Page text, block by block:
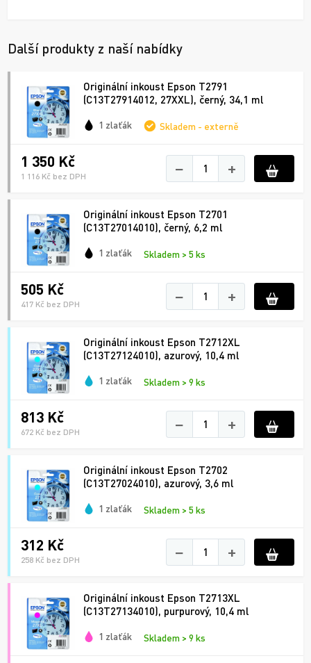
Další produkty z naší nabídky
Originální inkoust Epson T2791
(C13T27914012, 27XXL), černý, 34,1 ml
1 zlaťák Skladem - externě
1 350 Kč
1 116 Kč bez DPH − +
Originální inkoust Epson T2701
(C13T27014010), černý, 6,2 ml
1 zlaťák Skladem > 5 ks
505 Kč
417 Kč bez DPH − +
Originální inkoust Epson T2712XL
(C13T27124010), azurový, 10,4 ml
1 zlaťák Skladem > 9 ks
813 Kč
672 Kč bez DPH − +
Originální inkoust Epson T2702
(C13T27024010), azurový, 3,6 ml
1 zlaťák Skladem > 5 ks
312 Kč
258 Kč bez DPH − +
Originální inkoust Epson T2713XL
(C13T27134010), purpurový, 10,4 ml
1 zlaťák Skladem > 9 ks